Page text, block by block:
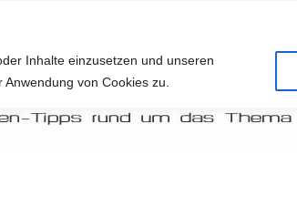
Inhalte einzusetzen und unseren
von Cookies zu.